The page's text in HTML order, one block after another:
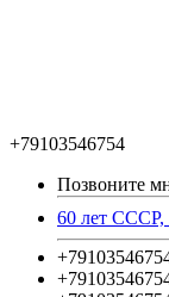
+79103546754
Позвоните
60 лет СССР,